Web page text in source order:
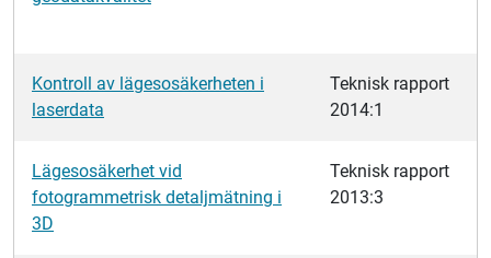
Kontroll av lägesosäkerheten i
laserdata
Teknisk rapport
2014:1
Lägesosäkerhet vid
fotogrammetrisk detaljmätning i
3D
Teknisk rapport
2013:3